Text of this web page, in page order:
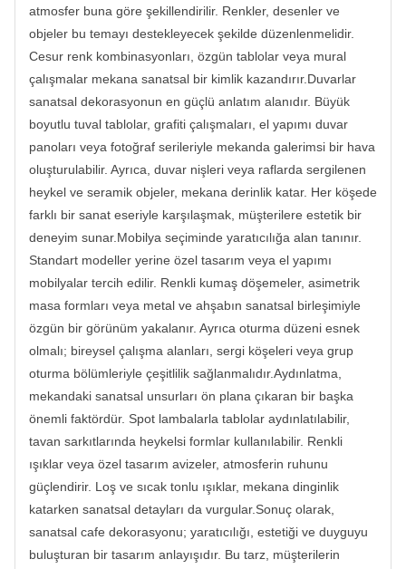
atmosfer buna göre şekillendirilir. Renkler, desenler ve
objeler bu temayı destekleyecek şekilde düzenlenmelidir.
Cesur renk kombinasyonları, özgün tablolar veya mural
çalışmalar mekana sanatsal bir kimlik kazandırır.Duvarlar
sanatsal dekorasyonun en güçlü anlatım alanıdır. Büyük
boyutlu tuval tablolar, grafiti çalışmaları, el yapımı duvar
panoları veya fotoğraf serileriyle mekanda galerimsi bir hava
oluşturulabilir. Ayrıca, duvar nişleri veya raflarda sergilenen
heykel ve seramik objeler, mekana derinlik katar. Her köşede
farklı bir sanat eseriyle karşılaşmak, müşterilere estetik bir
deneyim sunar.Mobilya seçiminde yaratıcılığa alan tanınır.
Standart modeller yerine özel tasarım veya el yapımı
mobilyalar tercih edilir. Renkli kumaş döşemeler, asimetrik
masa formları veya metal ve ahşabın sanatsal birleşimiyle
özgün bir görünüm yakalanır. Ayrıca oturma düzeni esnek
olmalı; bireysel çalışma alanları, sergi köşeleri veya grup
oturma bölümleriyle çeşitlilik sağlanmalıdır.Aydınlatma,
mekandaki sanatsal unsurları ön plana çıkaran bir başka
önemli faktördür. Spot lambalarla tablolar aydınlatılabilir,
tavan sarkıtlarında heykelsi formlar kullanılabilir. Renkli
ışıklar veya özel tasarım avizeler, atmosferin ruhunu
güçlendirir. Loş ve sıcak tonlu ışıklar, mekana dinginlik
katarken sanatsal detayları da vurgular.Sonuç olarak,
sanatsal cafe dekorasyonu; yaratıcılığı, estetiği ve duyguyu
buluşturan bir tasarım anlayışıdır. Bu tarz, müşterilerin